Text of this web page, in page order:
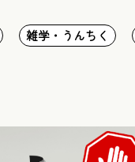
雑学・うんちく